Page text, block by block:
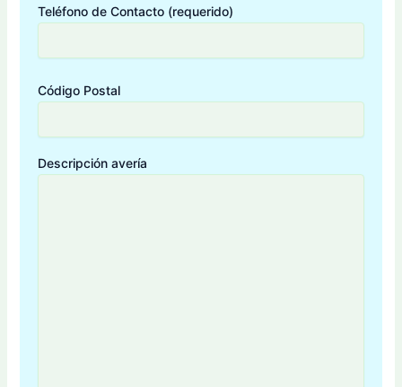
Teléfono de Contacto (requerido)
Código Postal
Descripción avería